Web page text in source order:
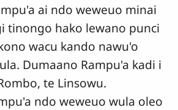
ai ndo weweuo minai
tinongo hako lewano punci
wacu kando nawu'o
Dumaano Rampu'a kadi i
te Linsowu.
ndo weweuo wula oleo